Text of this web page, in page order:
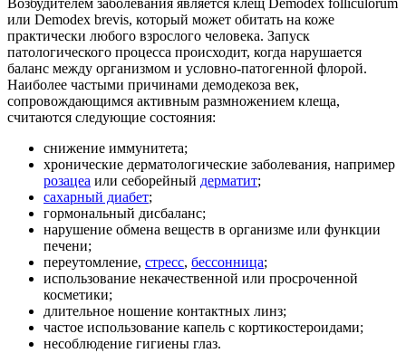
Возбудителем заболевания является клещ Demodex folliculorum
или Demodex brevis, который может обитать на коже
практически любого взрослого человека. Запуск
патологического процесса происходит, когда нарушается
баланс между организмом и условно-патогенной флорой.
Наиболее частыми причинами демодекоза век,
сопровождающимся активным размножением клеща,
считаются следующие состояния:
снижение иммунитета;
хронические дерматологические заболевания, например
розацеа или себорейный дерматит;
сахарный диабет;
гормональный дисбаланс;
нарушение обмена веществ в организме или функции
печени;
переутомление, стресс, бессонница;
использование некачественной или просроченной
косметики;
длительное ношение контактных линз;
частое использование капель с кортикостероидами;
несоблюдение гигиены глаз.